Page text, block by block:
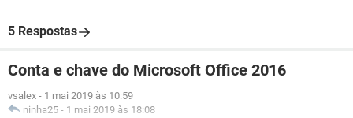
5 Respostas
Conta e chave do Microsoft Office 2016
vsalex - 1 mai 2019 às 10:59
ninha25 - 1 mai 2019 às 18:08